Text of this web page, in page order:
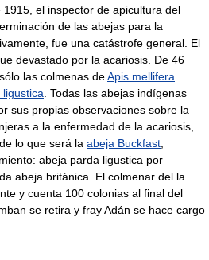
el inspector de apicultura del
de las abejas para la
fue una catástrofe general. El
devastado por la acariosis. De 46
las colmenas deApis mellifera
. Todas las abejas indígenas
sus propias observaciones sobre la
a la enfermedad de la acariosis,
lo que será la abeja Buckfast
abeja parda ligustica por
abeja británica. El colmenar del la
y cuenta 100 colonias al final del
se retira y fray Adán se hace cargo